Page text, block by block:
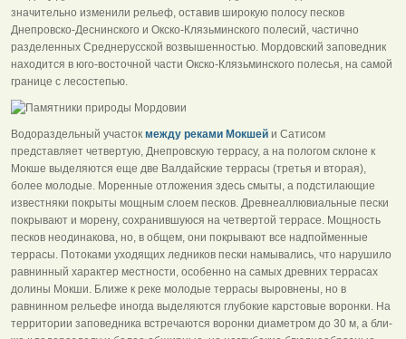
значительно изменили рельеф, оставив широкую полосу песков
Днепровско-Деснинского и Окско-Клязьминского полесий, частично
разделен­ных Среднерусской возвышенностью. Мордовский заповедник
находится в юго-восточной части Ок­ско-Клязьминского полесья, на самой
границе с лесостепью.
Водораздельный участок между реками Мок­шей и Сатисом
представляет четвертую, Днепров­скую террасу, а на пологом склоне к
Мокше выде­ляются еще две Валдайские террасы (третья и вто­рая),
более молодые. Моренные отложения здесь смыты, а подстилающие
извест­няки покрыты мощным слоем песков. Древнеаллювиальные пески
покрывают и морену, сохранившую­ся на четвертой террасе. Мощность
песков неоди­накова, но, в общем, они покрывают все надпоймен­ные
террасы. Потоками уходящих ледников пески намывались, что нарушило
равнинный характер местности, особенно на самых древних террасах
долины Мокши. Ближе к реке молодые террасы выровнены, но в
равнинном рель­ефе иногда выделяются глубокие карстовые воронки. На
территории заповед­ника встречаются воронки диаметром до 30 м, а бли­